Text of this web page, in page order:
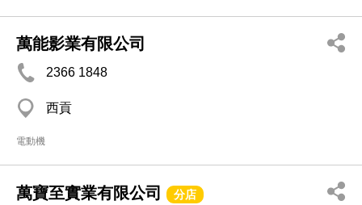
萬能影業有限公司
2366 1848
西貢
電動機
萬寶至實業有限公司 分店